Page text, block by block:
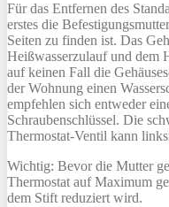
Für das Entfernen des
erstes die
Seiten zu finden ist. Das
Heißwasserzulauf und dem
auf keinen Fall die
der Wohnung einen
empfehlen sich entweder
Schraubenschlüssel. Die
Thermostat-Ventil kann
Wichtig: Bevor die Mutter
Thermostat auf Maximum
dem Stift reduziert wird.